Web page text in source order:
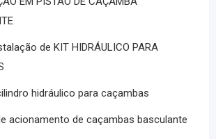
de KIT HIDRÁULICO PARA
hidráulico para caçambas
acionamento de caçambas basculante